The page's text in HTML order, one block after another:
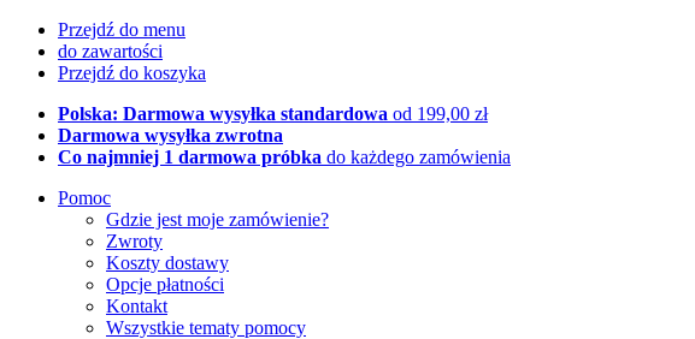
Przejdź do menu
do zawartości
Przejdź do koszyka
Polska: Darmowa wysyłka standardowa od 199,00 zł
Darmowa wysyłka zwrotna
Co najmniej 1 darmowa próbka do każdego zamówienia
Pomoc
Gdzie jest moje zamówienie?
Zwroty
Koszty dostawy
Opcje płatności
Kontakt
Wszystkie tematy pomocy